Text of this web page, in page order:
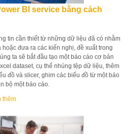
BI service bằng cách
tin cần thiết từ những dữ liệu đã có nhằm
đưa ra các kiến nghị, đề xuất trong
ta sẽ bắt đầu tạo một báo cáo cơ bản
dataset, cụ thể nhúng tệp dữ liệu, thêm
đồ và slicer, ghim các biểu đồ từ một báo
bộ một báo cáo.
thêm